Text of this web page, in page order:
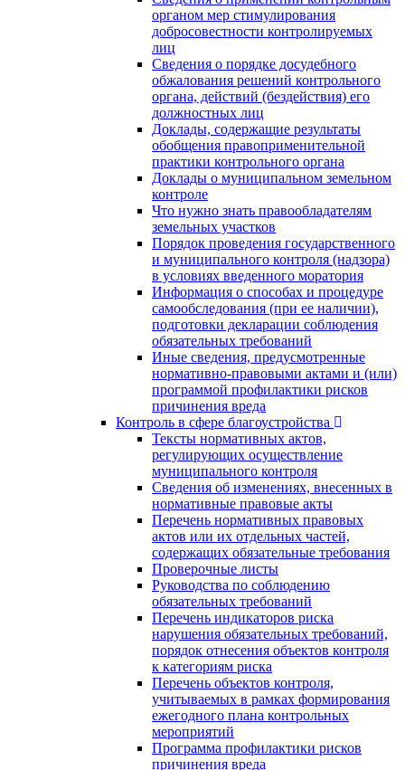
органом мер стимулирования
добросовестности контролируемых
лиц
Сведения о порядке досудебного
обжалования решений контрольного
органа, действий (бездействия) его
должностных лиц
Доклады, содержащие результаты
обобщения правоприменительной
практики контрольного органа
Доклады о муниципальном земельном
контроле
Что нужно знать правообладателям
земельных участков
Порядок проведения государственного
и муниципального контроля (надзора)
в условиях введенного моратория
Информация о способах и процедуре
самообследования (при ее наличии),
подготовки декларации соблюдения
обязательных требований
Иные сведения, предусмотренные
нормативно-правовыми актами и (или)
программой профилактики рисков
причинения вреда
Контроль в сфере благоустройства
Тексты нормативных актов,
регулирующих осуществление
муниципального контроля
Сведения об изменениях, внесенных в
нормативные правовые акты
Перечень нормативных правовых
актов или их отдельных частей,
содержащих обязательные требования
Проверочные листы
Руководства по соблюдению
обязательных требований
Перечень индикаторов риска
нарушения обязательных требований,
порядок отнесения объектов контроля
к категориям риска
Перечень объектов контроля,
учитываемых в рамках формирования
ежегодного плана контрольных
мероприятий
Программа профилактики рисков
причинения вреда